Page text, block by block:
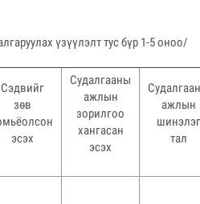
үзүүлэлт тус бүр 1-5 оноо/
Сэдвийг
зөв
эсэх
Судалгааны
ажлын
зорилгоо
хангасан
эсэх
ажлын
шинэлэг
тал